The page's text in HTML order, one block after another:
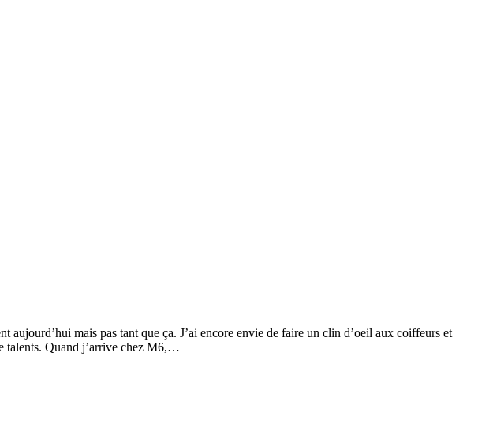
mais pas tant que ça. J’ai encore envie de faire un clin d’oeil aux coiffeurs et
talents. Quand j’arrive chez M6,…